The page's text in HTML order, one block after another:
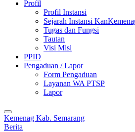
Profil
Profil Instansi
Sejarah Instansi
Tugas dan Fungsi
Tautan
Visi Misi
PPID
Pengaduan / Lapor
Form Pengaduan
Layanan WA PTSP
Lapor
Kemenag Kab. Semarang
Berita